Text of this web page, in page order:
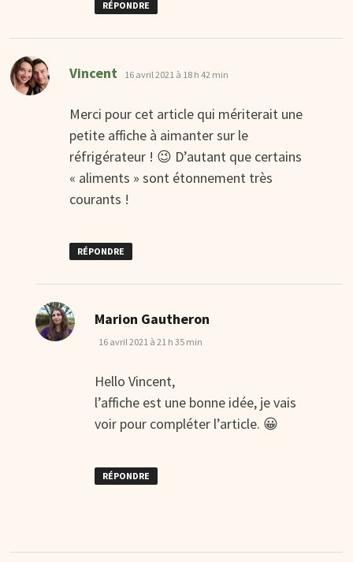
RÉPONDRE
Vincent dit :
16 avril 2021 à 18 h 42 min
Merci pour cet article qui mériterait une
petite affiche à aimanter sur le
réfrigérateur ! 😉 D’autant que certains
« aliments » sont étonnement très
courants !
RÉPONDRE
Marion Gautheron
16 avril 2021 à 21 h 35 min
Hello Vincent,
l’affiche est une bonne idée, je vais
voir pour compléter l’article. 😀
RÉPONDRE